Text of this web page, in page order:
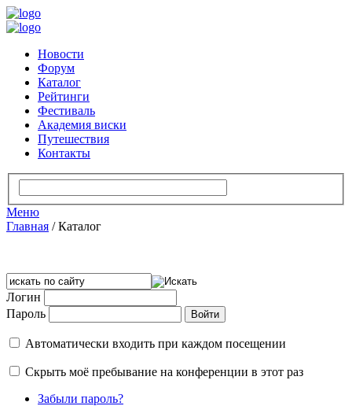
Новости
Форум
Каталог
Рейтинги
Фестиваль
Академия виски
Путешествия
Контакты
Меню
Главная /Каталог
Логин
Пароль
Автоматически входить при каждом посещении
Скрыть моё пребывание на конференции в этот раз
Забыли пароль?